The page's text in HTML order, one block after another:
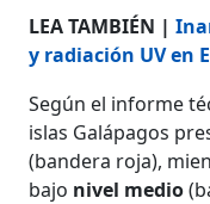
LEA TAMBIÉN |
y radiación UV en
Según el informe
islas Galápagos
(bandera roja),
bajo nivel medio